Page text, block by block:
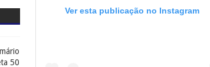
Ver esta publicação no Instagram